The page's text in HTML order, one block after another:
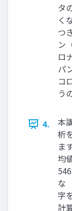
タ
く
つ
ン
ロ
パ
コ
う
4.
本
析
ま
均
な
字
計